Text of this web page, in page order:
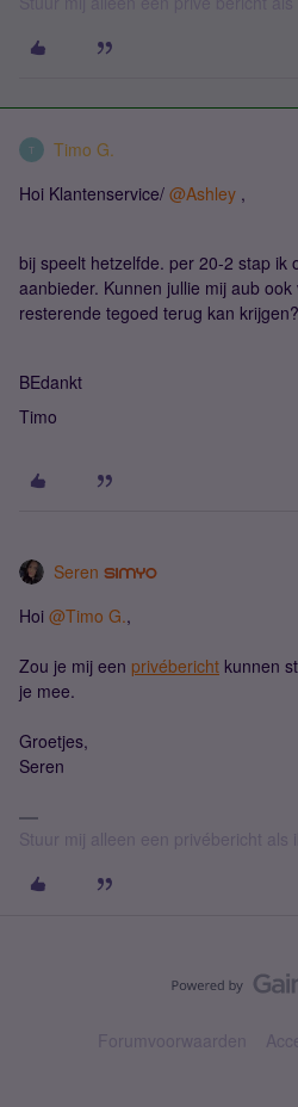
T Timo G.
Hoi Klantenservice/ ​ @Ashley ,
bij speelt hetzelfde. per 20-2 stap ik
aanbieder. Kunnen jullie mij aub
resterende tegoed terug kan krijgen?
BEdankt
Timo
Seren
Hoi ​ @Timo G.,
Zou je mij een privébericht kunnen
je mee.
Groetjes,
Seren
Stuur mij alleen een privébericht als
Forumvoorwaarden